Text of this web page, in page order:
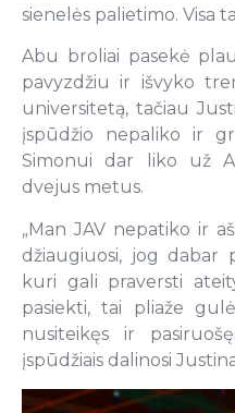
sienelės palietimo. Visa
Abu broliai pasekė
pavyzdžiu ir išvyko
universitetą, tačiau
įspūdžio nepaliko ir
Simonui dar liko už
dvejus metus.
„Man JAV nepatiko ir
džiaugiuosi, jog dabar
kuri gali praversti
pasiekti, tai pliaže
nusiteikęs ir
įspūdžiais dalinosi